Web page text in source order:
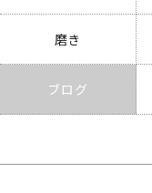
磨き
ブログ